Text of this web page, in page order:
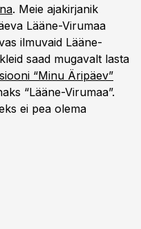
. Meie ajakirjanik
Lääne-Virumaa
ilmuvaid Lääne-
saad mugavalt lasta
“Minu Äripäev”
“Lääne-Virumaa”.
ei pea olema